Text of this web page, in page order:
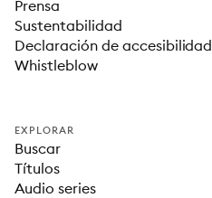
Prensa
Sustentabilidad
Declaración de accesibilidad
Whistleblow
EXPLORAR
Buscar
Títulos
Audio series